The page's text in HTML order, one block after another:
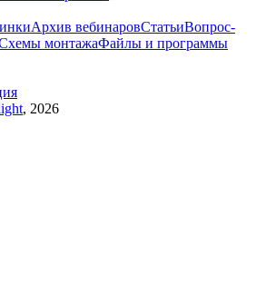
Архив вебинаровСтатьиВопрос-
монтажаФайлы и программы
, 2026